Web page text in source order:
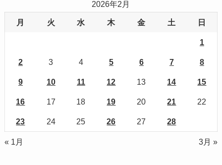
2026年2月
月 火 水 木 金 土 日
1
2 3 4 5 6 7 8
9 10 11 12 13 14 15
16 17 18 19 20 21 22
23 24 25 26 27 28
« 1月 3月 »